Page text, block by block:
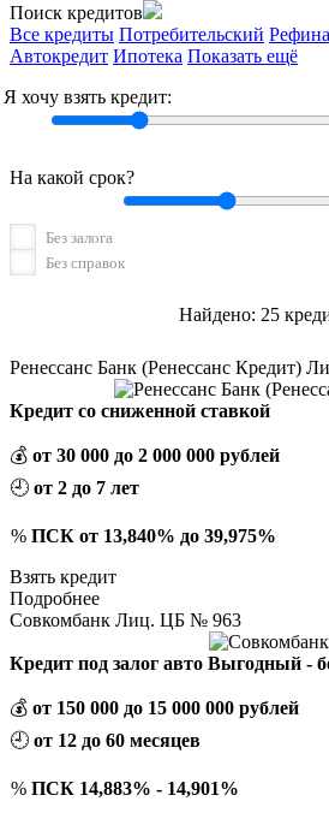
Поиск кредитов
Все кредиты Потребительский
Автокредит Ипотека Показать ещё
Я хочу взять кредит:
На какой срок?
Без залога
Без справок
Найдено: 25
Ренессанс Банк (Ренессанс Кредит)
Кредит со сниженной ставкой
💰 от 30 000 до 2 000 000 рублей
🕘 от 2 до 7 лет
% ПСК от 13,840% до 39,975%
Взять кредит
Подробнее
Совкомбанк Лиц. ЦБ № 963
Кредит под залог авто Выгодный -
💰 от 150 000 до 15 000 000 рублей
🕘 от 12 до 60 месяцев
% ПСК 14,883% - 14,901%